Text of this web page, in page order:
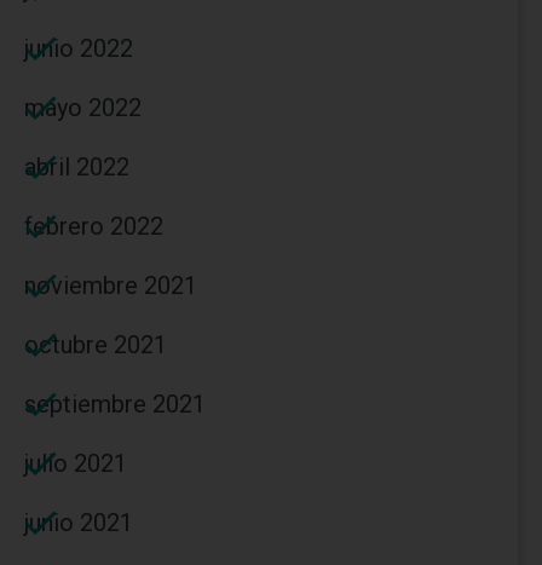
junio 2022
mayo 2022
abril 2022
febrero 2022
noviembre 2021
octubre 2021
septiembre 2021
julio 2021
junio 2021